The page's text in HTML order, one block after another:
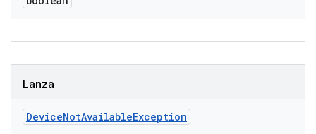
Lanza
DeviceNotAvailableException